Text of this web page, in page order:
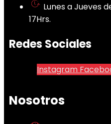
Lunes a Jueves
17Hrs.
Redes Sociales
Instagram
Nosotros